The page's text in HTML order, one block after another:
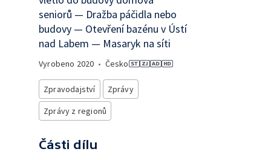
seniorů — Dražba páčidla nebo
budovy — Otevření bazénu v Ústí
nad Labem — Masaryk na síti
Vyrobeno 2020 • Česko
Zpravodajství
Zprávy
Zprávy z regionů
Části dílu